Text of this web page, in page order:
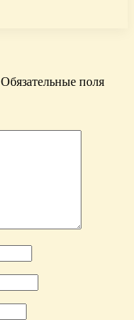
Обязательные поля